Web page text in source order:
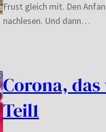
Frust gleich mit. Den
nachlesen. Und dann…
Corona,
Teil1